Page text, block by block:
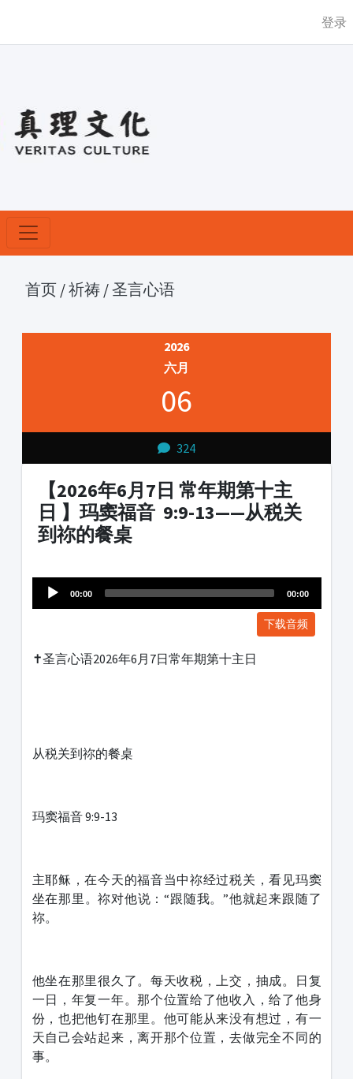
登录
首页 /祈祷 /圣言心语
2026
六月
06
324
【2026年6月7日 常年期第十主
日 】玛窦福音 9:9-13——从税关
到祢的餐桌
Player
00:00 00:00
下载音频
✝️圣言心语2026年6月7日常年期第十主日
从税关到祢的餐桌
玛窦福音 9:9-13
主耶稣，在今天的福音当中祢经过税关，看见玛窦
坐在那里。祢对他说：“跟随我。”他就起来跟随了
祢。
他坐在那里很久了。每天收税，上交，抽成。日复
一日，年复一年。那个位置给了他收入，给了他身
份，也把他钉在那里。他可能从来没有想过，有一
天自己会站起来，离开那个位置，去做完全不同的
事。